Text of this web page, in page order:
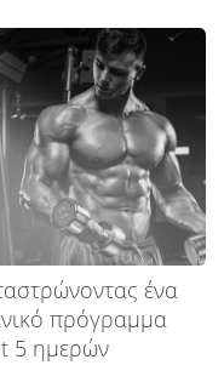
ένα
πρόγραμμα
5 ημερών